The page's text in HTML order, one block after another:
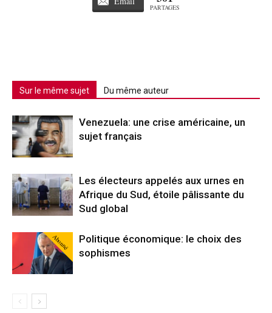
PARTAGES
Sur le même sujet Du même auteur
Venezuela: une crise américaine, un
sujet français
Les électeurs appelés aux urnes en
Afrique du Sud, étoile pâlissante du
Sud global
Abonné
Politique économique: le choix des
sophismes